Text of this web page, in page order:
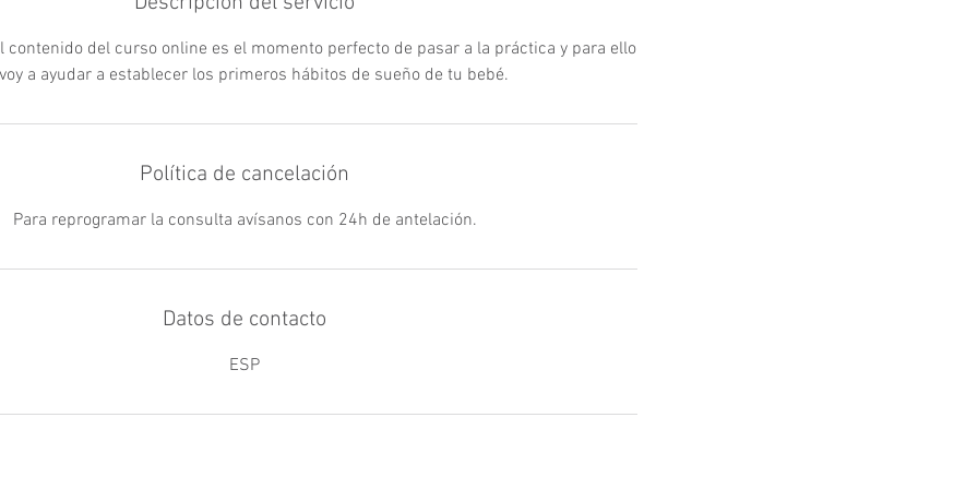
contenido del curso online es el momento perfecto de pasar a la práctica y para ello
a ayudar a establecer los primeros hábitos de sueño de tu bebé.
Política de cancelación
Para reprogramar la consulta avísanos con 24h de antelación.
Datos de contacto
ESP